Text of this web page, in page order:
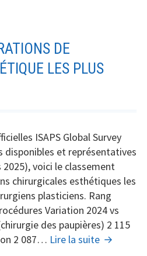
والرجيم:
حلول
جراحية
DE
LES PLUS
ISAPS Global Survey
disponibles et représentatives
voici le classement
chirurgicales esthétiques les
plasticiens. Rang
Variation 2024 vs
des paupières) 2 115
2 087… Lire la suite Top